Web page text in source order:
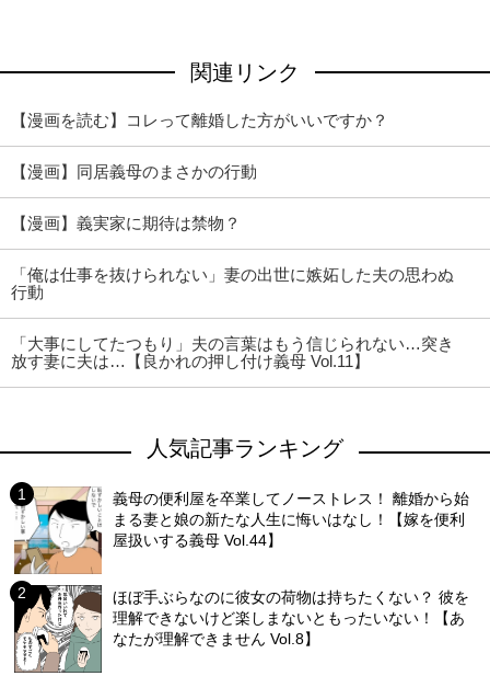
関連リンク
【漫画を読む】コレって離婚した方がいいですか？
【漫画】同居義母のまさかの行動
【漫画】義実家に期待は禁物？
「俺は仕事を抜けられない」妻の出世に嫉妬した夫の思わぬ
行動
「大事にしてたつもり」夫の言葉はもう信じられない…突き
放す妻に夫は…【良かれの押し付け義母 Vol.11】
人気記事ランキング
義母の便利屋を卒業してノーストレス！ 離婚から始
まる妻と娘の新たな人生に悔いはなし！【嫁を便利
屋扱いする義母 Vol.44】
ほぼ手ぶらなのに彼女の荷物は持ちたくない？ 彼を
理解できないけど楽しまないともったいない！【あ
なたが理解できません Vol.8】